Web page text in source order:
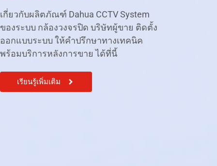
เกี่ยวกับผลิตภัณฑ์ Dahua CCTV System
ของระบบ กล้องวงจรปิด บริษัทผู้ขาย ติดตั้ง
ออกแบบระบบ ให้คำปรึกษาทางเทคนิค
พร้อมบริการหลังการขาย ได้ที่นี้
เรียนรู้เพิ่มเติม